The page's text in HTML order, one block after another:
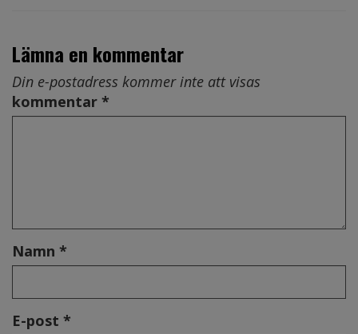
Lämna en kommentar
Din e-postadress kommer inte att visas
kommentar *
Namn *
E-post *